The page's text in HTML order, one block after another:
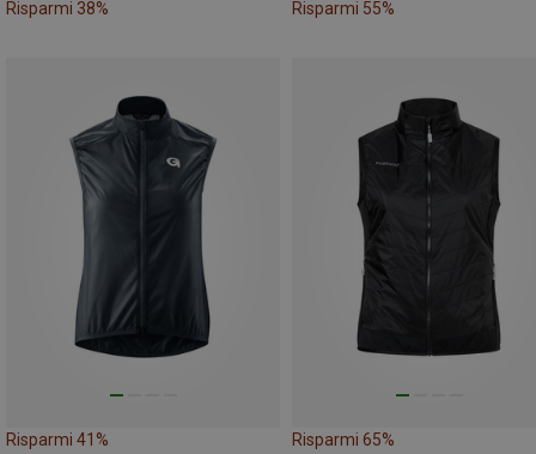
Risparmi 38% Risparmi 55%
Risparmi 41% Risparmi 65%